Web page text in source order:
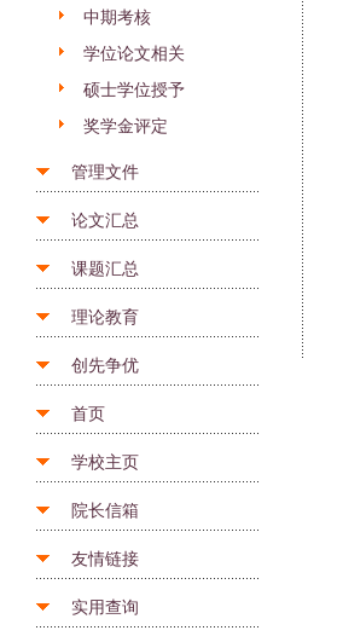
中期考核
学位论文相关
硕士学位授予
奖学金评定
管理文件
论文汇总
课题汇总
理论教育
创先争优
首页
学校主页
院长信箱
友情链接
实用查询